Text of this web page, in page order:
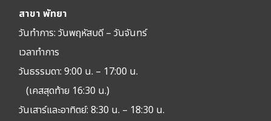
สาขา พัทยา
วันทำการ: วันพฤหัสบดี – วันจันทร์
เวลาทำการ
วันธรรมดา: 9:00 น. – 17:00 น.
(เคสสุดท้าย 16:30 น.)
วันเสาร์และอาทิตย์: 8:30 น. – 18:30 น.